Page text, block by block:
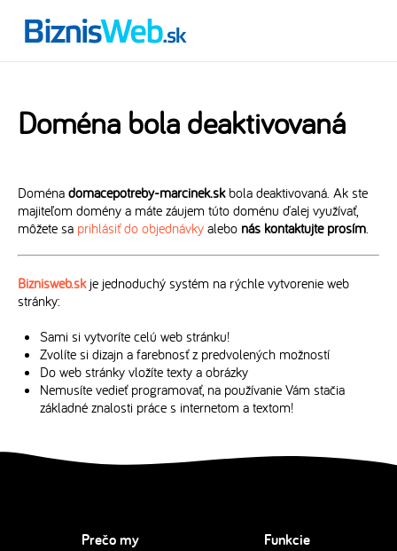
Doména bola deaktivovaná
Doména domacepotreby-marcinek.skbola deaktivovaná. Ak ste
majiteľom domény a máte záujem túto doménu ďalej využívať,
môžete sa prihlásiť do objednávky alebo nás kontaktujte prosím.
Biznisweb.skje jednoduchý systém na rýchle vytvorenie web
stránky:
Sami si vytvoríte celú web stránku!
Zvolíte si dizajn a farebnosť z predvolených možností
Do web stránky vložíte texty a obrázky
Nemusíte vedieť programovať, na používanie Vám stačia
základné znalosti práce s internetom a textom!
Prečo my Funkcie